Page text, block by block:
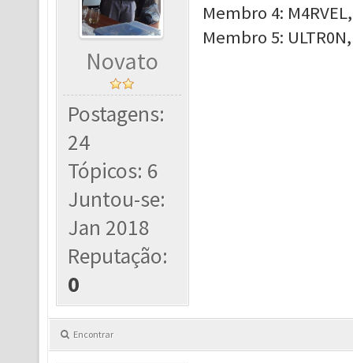
Novato
Postagens:
24
Tópicos: 6
Juntou-se:
Jan 2018
Reputação:
0
Membro 4:
Membro 5:
Encontrar